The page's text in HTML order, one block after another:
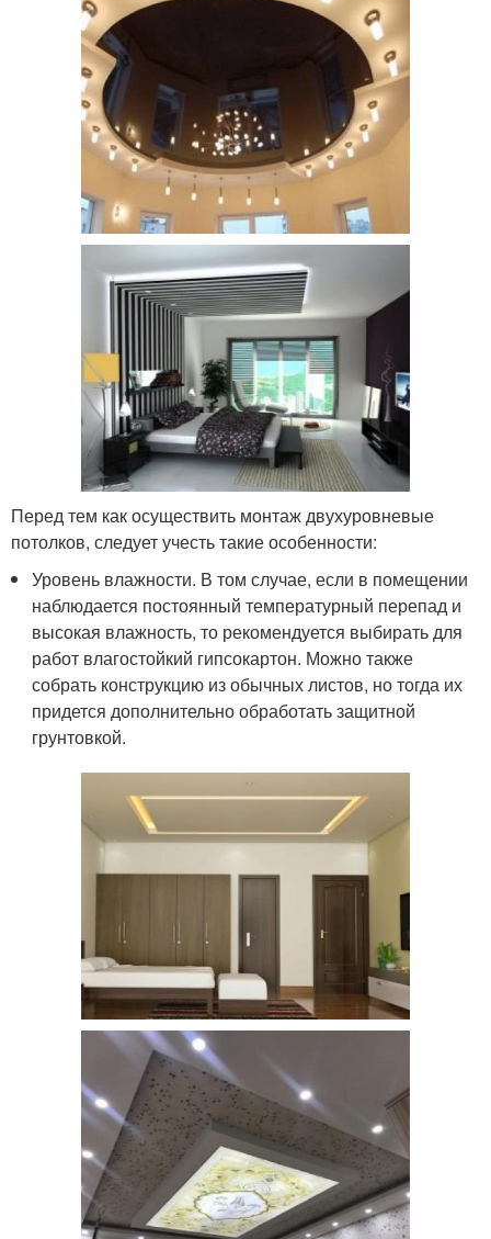
Перед тем как осуществить монтаж двухуровневые
потолков, следует учесть такие особенности:
Уровень влажности. В том случае, если в помещении
наблюдается постоянный температурный перепад и
высокая влажность, то рекомендуется выбирать для
работ влагостойкий гипсокартон. Можно также
собрать конструкцию из обычных листов, но тогда их
придется дополнительно обработать защитной
грунтовкой.